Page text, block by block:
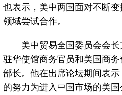
也表示，美中两国面对不断
领域尝试合作。
美中贸易全国委员会会长
驻华使馆商务官员和美国商
部长。他在出席论坛期间表
的努力为进入中国市场的美